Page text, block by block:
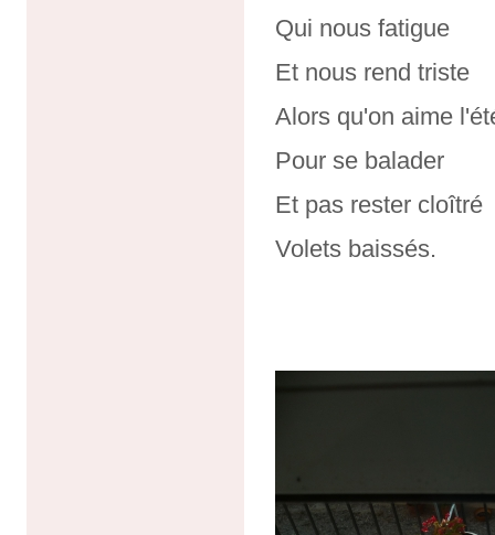
Qui nous fatigue
Et nous rend triste
Alors qu'on aime
Pour se balader
Et pas rester cloîtré
Volets baissés.